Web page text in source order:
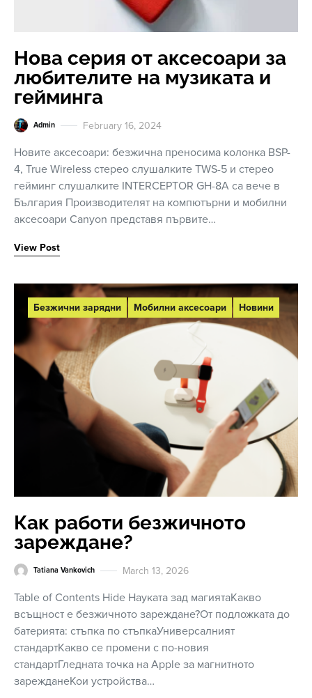
Нова серия от аксесоари за
любителите на музиката и
гейминга
Admin February 16, 2024
Новите аксесоари: безжична преносима колонка BSP-
4, True Wireless стерео слушалките TWS-5 и стерео
гейминг слушалките INTERCEPTOR GH-8A са вече в
България Производителят на компютърни и мобилни
аксесоари Canyon представя първите…
View Post
Безжични зарядни Мобилни аксесоари Новини
Как работи безжичното
зареждане?
Tatiana Vankovich March 13, 2026
Table of Contents Hide Науката зад магиятаКакво
всъщност е безжичното зареждане?От подложката до
батерията: стъпка по стъпкаУниверсалният
стандартКакво се промени с по-новия
стандартГледната точка на Apple за магнитното
зарежданеКои устройства…